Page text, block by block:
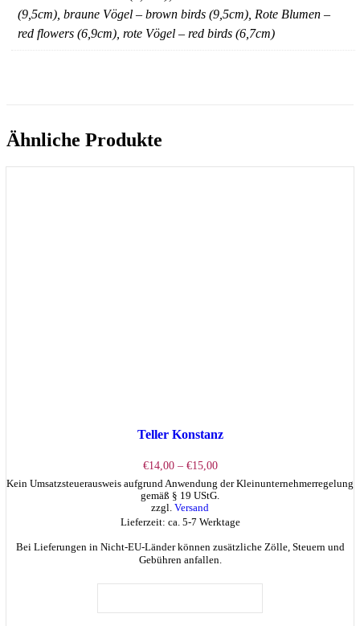
(9,5cm), braune Vögel – brown birds (9,5cm), Rote Blumen –
red flowers (6,9cm), rote Vögel – red birds (6,7cm)
Ähnliche Produkte
Teller Konstanz
€14,00 – €15,00Preisspanne:
€14,00
bis
Kein Umsatzsteuerausweis aufgrund Anwendung der Kleinunternehmerregelung
gemäß § 19 UStG.
zzgl. Versand
Lieferzeit: ca. 5-7 Werktage
Bei Lieferungen in Nicht-EU-Länder können zusätzliche Zölle, Steuern und
Gebühren anfallen.
Dieses
weist